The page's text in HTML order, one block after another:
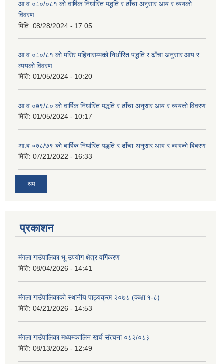
आ.व ०८०/०८१ को वार्षिक निर्धारित पद्धति र ढाँचा अनुसार आय र व्ययको
विवरण
मिति: 08/28/2024 - 17:05
आ.व ०८०/८१ को मंसिर महिनासम्मको निर्धारित पद्धति र ढाँचा अनुसार आय र
व्ययको विवरण
मिति: 01/05/2024 - 10:20
आ.व ०७९/८० को वार्षिक निर्धारित पद्धति र ढाँचा अनुसार आय र व्ययको विवरण
मिति: 01/05/2024 - 10:17
आ.व ०७८/७९ को वार्षिक निर्धारित पद्धति र ढाँचा अनुसार आय र व्ययको विवरण
मिति: 07/21/2022 - 16:33
थप
प्रकाशन
मंगला गाउँपालिका भू-उपयोग क्षेत्र वर्गिकरण
मिति: 08/04/2026 - 14:41
मंगला गाउँपालिकाको स्थानीय पाठ्यक्रम २०७८ (कक्षा १-८)
मिति: 04/21/2026 - 14:53
मंगला गाउँपालिका मध्यमकालिन खर्च संरचना ०८२/०८३
मिति: 08/13/2025 - 12:49